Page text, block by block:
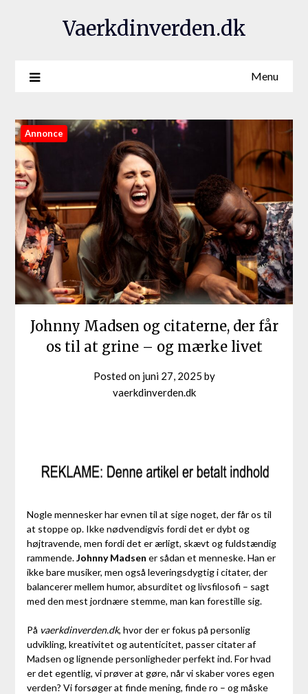
Vaerkdinverden.dk
Menu
Annonce
Johnny Madsen og citaterne, der får
os til at grine – og mærke livet
Posted on juni 27, 2025 by
vaerkdinverden.dk
Nogle mennesker har evnen til at sige noget, der får os til
at stoppe op. Ikke nødvendigvis fordi det er dybt og
højtravende, men fordi det er ærligt, skævt og fuldstændig
rammende.Johnny Madsen er sådan et menneske. Han er
ikke bare musiker, men også leveringsdygtig i citater, der
balancerer mellem humor, absurditet og livsfilosofi – sagt
med den mest jordnære stemme, man kan forestille sig.
På vaerkdinverden.dk, hvor der er fokus på personlig
udvikling, kreativitet og autenticitet, passer citater af
Madsen og lignende personligheder perfekt ind. For hvad
er det egentlig, vi prøver at gøre, når vi skaber vores egen
verden? Vi forsøger at finde mening, finde ro – og måske